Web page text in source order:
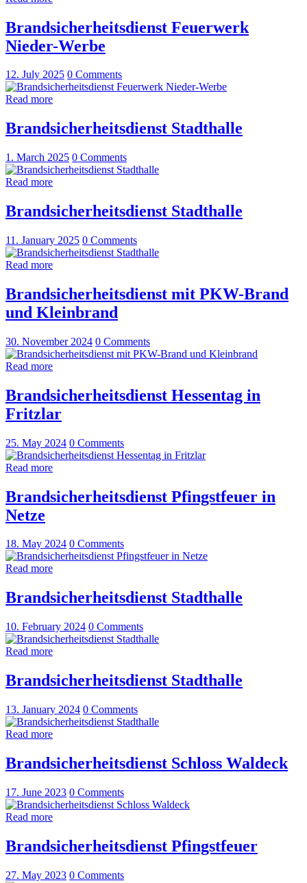
Brandsicherheitsdienst Feuerwerk
Nieder-Werbe
12. July 2025 0 Comments
Read more
Brandsicherheitsdienst Stadthalle
1. March 2025 0 Comments
Read more
Brandsicherheitsdienst Stadthalle
11. January 2025 0 Comments
Read more
Brandsicherheitsdienst mit PKW-Brand
und Kleinbrand
30. November 2024 0 Comments
Read more
Brandsicherheitsdienst Hessentag in
Fritzlar
25. May 2024 0 Comments
Read more
Brandsicherheitsdienst Pfingstfeuer in
Netze
18. May 2024 0 Comments
Read more
Brandsicherheitsdienst Stadthalle
10. February 2024 0 Comments
Read more
Brandsicherheitsdienst Stadthalle
13. January 2024 0 Comments
Read more
Brandsicherheitsdienst Schloss Waldeck
17. June 2023 0 Comments
Read more
Brandsicherheitsdienst Pfingstfeuer
27. May 2023 0 Comments